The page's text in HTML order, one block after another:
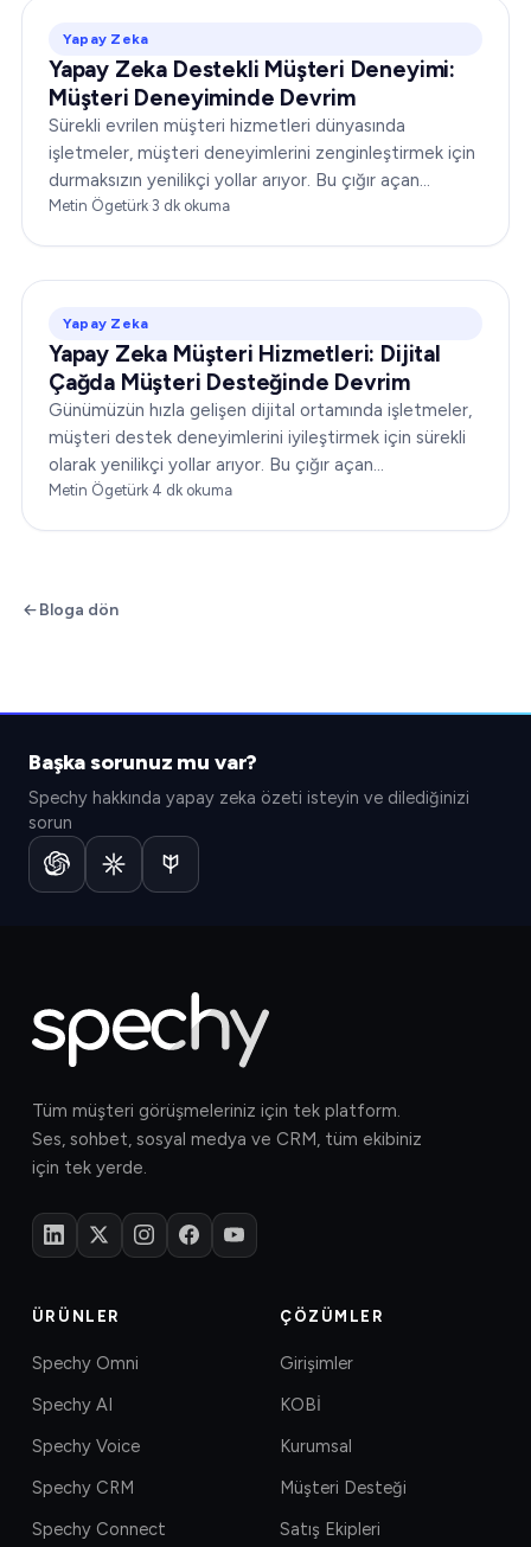
Yapay Zeka
Yapay Zeka Destekli Müşteri Deneyimi:
Müşteri Deneyiminde Devrim
Sürekli evrilen müşteri hizmetleri dünyasında
işletmeler, müşteri deneyimlerini zenginleştirmek için
durmaksızın yenilikçi yollar arıyor. Bu çığır açan
gelişmelerden biri de yapay zeka destekli müşteri
Metin Ögetürk·3 dk okuma
Yapay Zeka
Yapay Zeka Müşteri Hizmetleri: Dijital
Çağda Müşteri Desteğinde Devrim
Günümüzün hızla gelişen dijital ortamında işletmeler,
müşteri destek deneyimlerini iyileştirmek için sürekli
olarak yenilikçi yollar arıyor. Bu çığır açan
çözümlerden biri de yapay zeka müşteri hizmetleridir;
Metin Ögetürk·4 dk okuma
Bloga dön
Başka sorunuz mu var?
Spechy hakkında yapay zeka özeti isteyin ve dilediğinizi
sorun
Tüm müşteri görüşmeleriniz için tek platform.
Ses, sohbet, sosyal medya ve CRM, tüm ekibiniz
için tek yerde.
ÜRÜNLER
Spechy Omni
Spechy AI
Spechy Voice
Spechy CRM
Spechy Connect
ÇÖZÜMLER
Girişimler
KOBİ
Kurumsal
Müşteri Desteği
Satış Ekipleri